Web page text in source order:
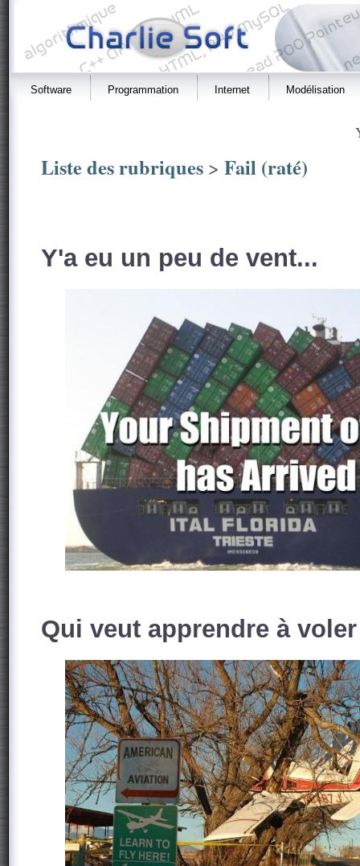
Software Programmation Internet Modélisation
Liste des rubriques > Fail (raté)
Y'a eu un peu de vent...
Qui veut apprendre à